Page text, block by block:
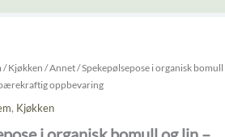
/Kjøkken /Annet/ Spekepølsepose i organisk bomull
oppbevaring
, Kjøkken